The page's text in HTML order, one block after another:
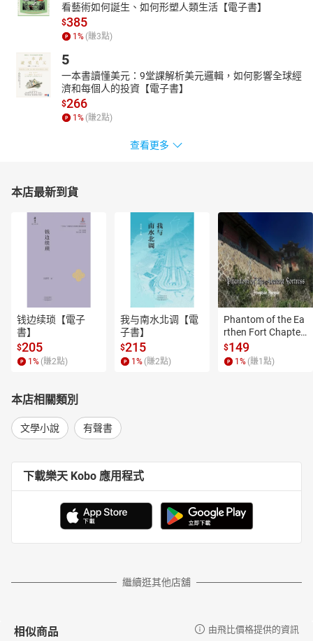
看藝術如何誕生、如何形塑人類生活【電子書】
$385
1 % (賺3點)
5
一本書讀懂美元：9堂課解析美元邏輯，如何影響全球經
濟和每個人的投資【電子書】
$266
1 % (賺2點)
查看更多
本店最新到貨
钱边续琐【電子
書】
$205
1 % (賺2點)
我与南水北调【電
子書】
$215
1 % (賺2點)
Phantom of the Ea
rthen Fort Chapter
4【有聲書】
$149
1 % (賺1 點)
本店相關類別
文學小說 有聲書
下載樂天 Kobo 應用程式
繼續逛其他店舖
相似商品 由飛比價格提供的資訊